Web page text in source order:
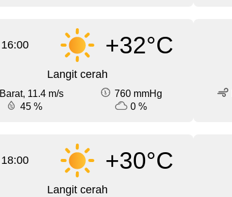
16:00 +32°C
Langit cerah
Barat, 11.4 m/s
760 mmHg
45 %
0 %
18:00 +30°C
Langit cerah